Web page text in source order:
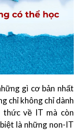
gì cơ bản nhất
chỉ không chỉ dành
thức về IT mà còn
là những non-IT